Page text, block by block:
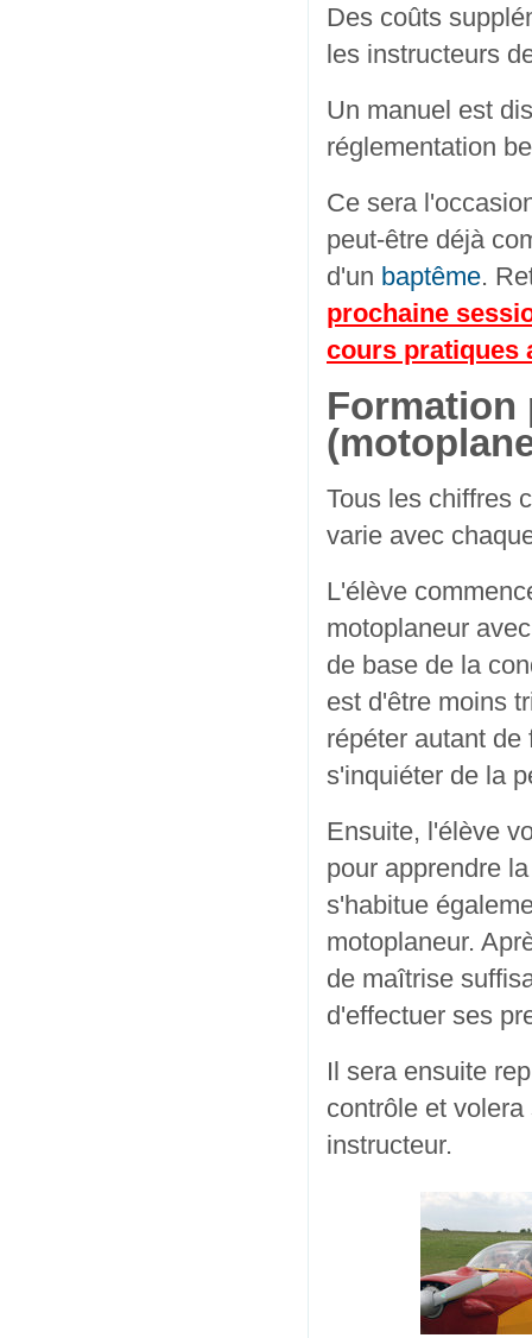
Des coûts
les instructeurs
Un manuel est
réglementation
Ce sera
peut-être déjà
d'un baptême.
prochaine
cours pratiques
Formation
Tous les chiffres
varie avec
L'élève
motoplaneur
de base de la
est d'être moins
répéter autant
s'inquiéter de la
Ensuite, l'élève
pour apprendre
s'habitue
motoplaneur.
de maîtrise
d'effectuer ses
Il sera ensuite
contrôle et
instructeur.